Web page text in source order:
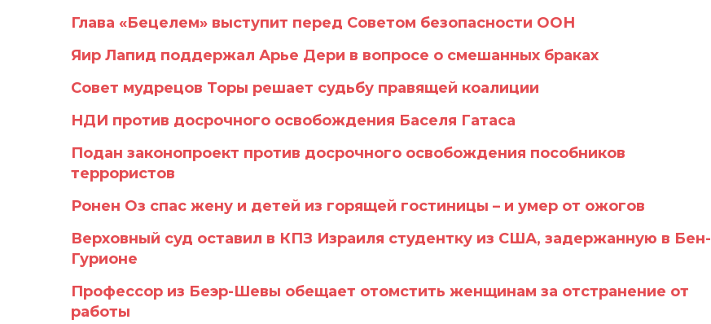
Глава «Бецелем» выступит перед Советом безопасности ООН
Яир Лапид поддержал Арье Дери в вопросе о смешанных браках
Совет мудрецов Торы решает судьбу правящей коалиции
НДИ против досрочного освобождения Баселя Гатаса
Подан законопроект против досрочного освобождения пособников
террористов
Ронен Оз спас жену и детей из горящей гостиницы – и умер от ожогов
Верховный суд оставил в КПЗ Израиля студентку из США, задержанную в Бен-
Гурионе
Профессор из Беэр-Шевы обещает отомстить женщинам за отстранение от
работы